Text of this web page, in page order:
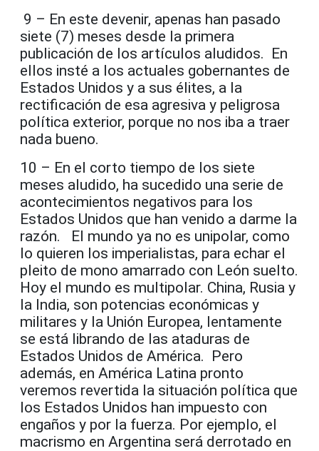
9 – En este devenir, apenas han pasado
siete (7) meses desde la primera
publicación de los artículos aludidos. En
ellos insté a los actuales gobernantes de
Estados Unidos y a sus élites, a la
rectificación de esa agresiva y peligrosa
política exterior, porque no nos iba a traer
nada bueno.
10 – En el corto tiempo de los siete
meses aludido, ha sucedido una serie de
acontecimientos negativos para los
Estados Unidos que han venido a darme la
razón. El mundo ya no es unipolar, como
lo quieren los imperialistas, para echar el
pleito de mono amarrado con León suelto.
Hoy el mundo es multipolar. China, Rusia y
la India, son potencias económicas y
militares y la Unión Europea, lentamente
se está librando de las ataduras de
Estados Unidos de América. Pero
además, en América Latina pronto
veremos revertida la situación política que
los Estados Unidos han impuesto con
engaños y por la fuerza. Por ejemplo, el
macrismo en Argentina será derrotado en